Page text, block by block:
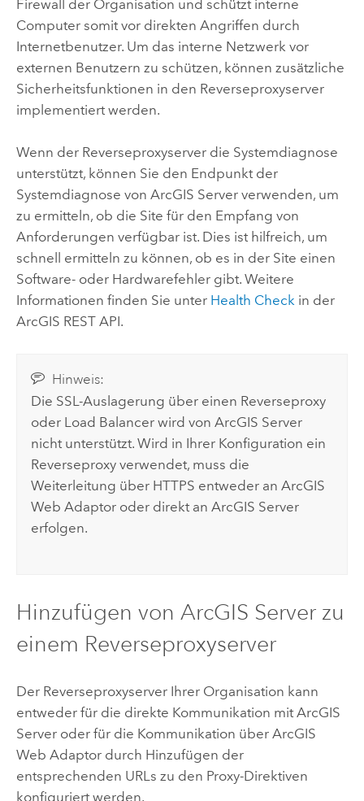
Firewall der Organisation und schützt interne
Computer somit vor direkten Angriffen durch
Internetbenutzer. Um das interne Netzwerk vor
externen Benutzern zu schützen, können zusätzliche
Sicherheitsfunktionen in den Reverseproxyserver
implementiert werden.
Wenn der Reverseproxyserver die Systemdiagnose
unterstützt, können Sie den Endpunkt der
Systemdiagnose von ArcGIS Serververwenden, um
zu ermitteln, ob die Site für den Empfang von
Anforderungen verfügbar ist. Dies ist hilfreich, um
schnell ermitteln zu können, ob es in der Site einen
Software- oder Hardwarefehler gibt. Weitere
Informationen finden Sie unter Health Checkin der
ArcGIS REST API.
Hinweis:
Die SSL-Auslagerung über einen Reverseproxy
oder Load Balancer wird vonArcGIS Server
nicht unterstützt. Wird in Ihrer Konfiguration ein
Reverseproxy verwendet, muss die
Weiterleitung über HTTPS entweder anArcGIS
Web Adaptor oder direkt anArcGIS Server
erfolgen.
Hinzufügen von ArcGIS Serverzu
einem Reverseproxyserver
Der Reverseproxyserver Ihrer Organisation kann
entweder für die direkte Kommunikation mit ArcGIS
Serveroder für die Kommunikation über ArcGIS
Web Adaptordurch Hinzufügen der
entsprechenden URLs zu den Proxy-Direktiven
konfiguriert werden.